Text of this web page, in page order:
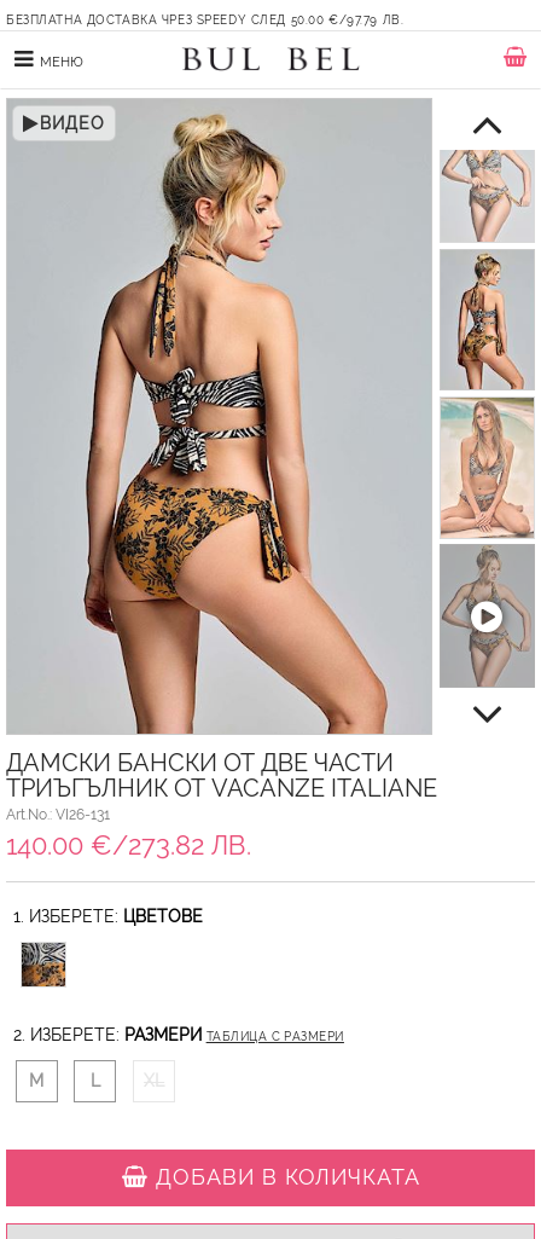
БЕЗПЛАТНА ДОСТАВКА ЧРЕЗ SPEEDY СЛЕД 50.00 €/97.79 ЛВ.
МЕНЮ
ВИДЕО
ДАМСКИ БАНСКИ ОТ ДВЕ ЧАСТИ
ТРИЪГЪЛНИК ОТ VACANZE ITALIANE
Art.No.: VI26-131
140.00 €/273.82 ЛВ.
1. ИЗБЕРЕТЕ: ЦВЕТОВЕ
2. ИЗБЕРЕТЕ: РАЗМЕРИ ТАБЛИЦА С РАЗМЕРИ
M L XL
ДОБАВИ В КОЛИЧКАТА